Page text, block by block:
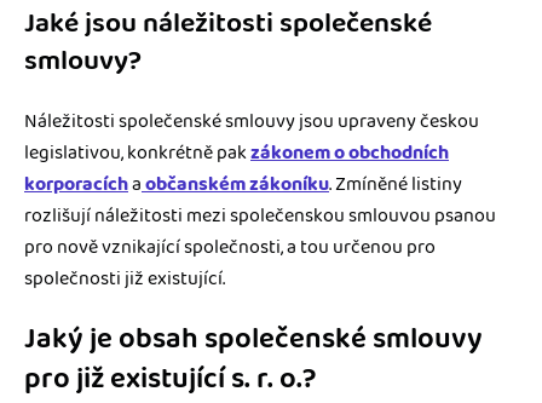
Jaké jsou náležitosti společenské
smlouvy?
Náležitosti společenské smlouvy jsou upraveny českou
legislativou, konkrétně pakzákonem o obchodních
korporacíchaobčanském zákoníku. Zmíněné listiny
rozlišují náležitosti mezi společenskou smlouvou psanou
pro nově vznikající společnosti, a tou určenou pro
společnosti již existující.
Jaký je obsah společenské smlouvy
pro již existující s. r. o.?